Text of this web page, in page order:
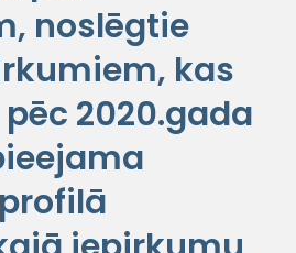
noslēgtie
kas
2020.gada